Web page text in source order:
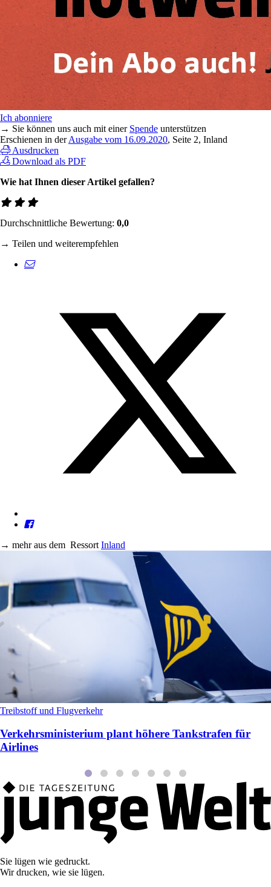
Ich abonniere
→ Sie können uns auch mit einer Spende unterstützen
Erschienen in derAusgabe vom 16.09.2020, Seite 2, Inland
Ausdrucken
Download als PDF
Wie hat Ihnen dieser Artikel gefallen?
Durchschnittliche Bewertung: 0,0
→ Teilen und weiterempfehlen
→ mehr aus dem Ressort Inland
Treibstoff und Flugverkehr
Verkehrsministerium plant höhere Tankstrafen für
Airlines
Sie lügen wie gedruckt.
Wir drucken, wie sie lügen.